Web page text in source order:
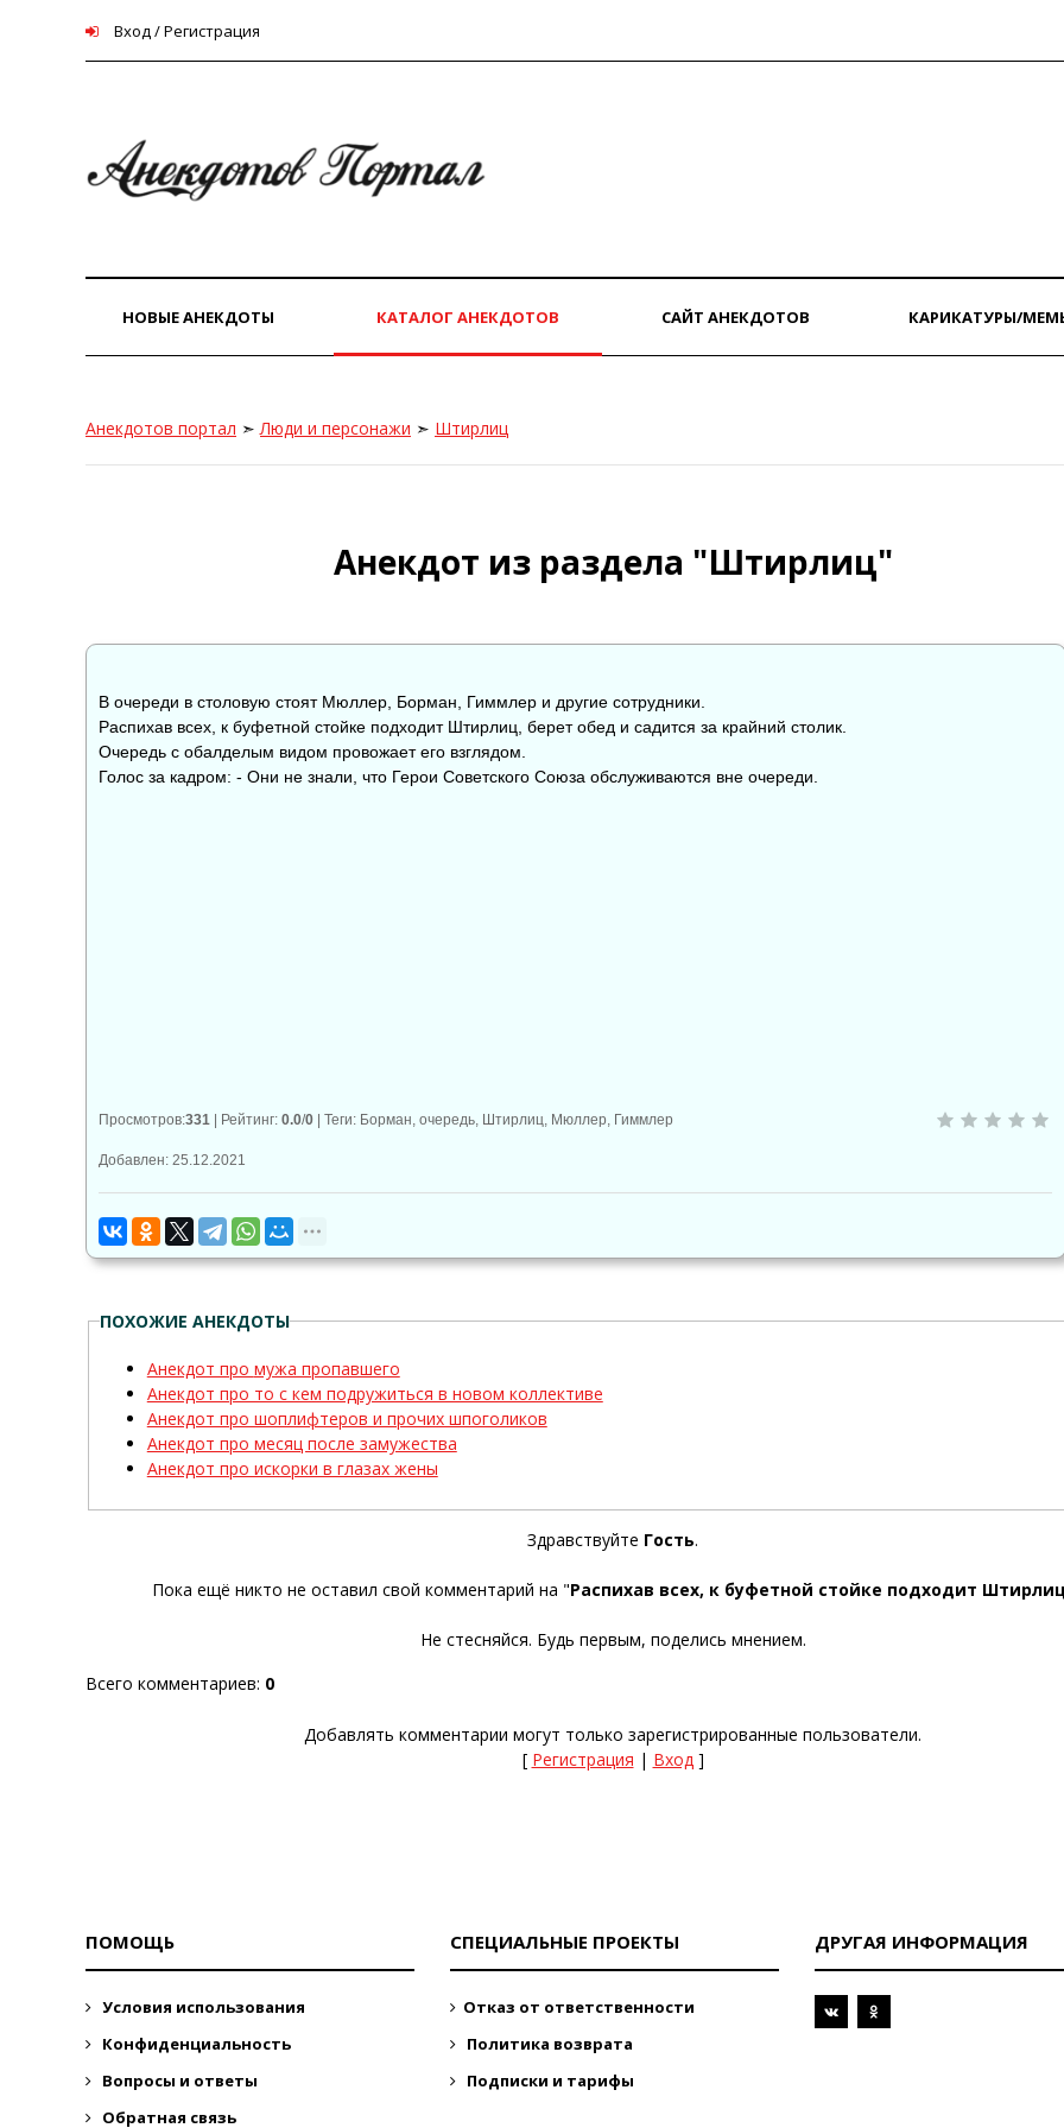
Вход / Регистрация
НОВЫЕ АНЕКДОТЫ КАТАЛОГ АНЕКДОТОВ САЙТ АНЕКДОТОВ КАРИКАТУРЫ/
Анекдотов портал ➣Люди и персонажи ➣ Штирлиц
Анекдот из раздела "Штирлиц"
В очереди в столовую стоят Мюллер, Борман, Гиммлер и другие сотрудники.
Распихав всех, к буфетной стойке подходит Штирлиц, берет обед и садится за крайний столик.
Очередь с обалделым видом провожает его взглядом.
Голос за кадром: - Они не знали, что Герои Советского Союза обслуживаются вне очереди.
Просмотров:331 | Рейтинг: 0.0/0 | Теги: Борман очередь Штирлиц Мюллер Гиммлер
Добавлен: 25.12.2021
ПОХОЖИЕ АНЕКДОТЫ
Анекдот про мужа пропавшего
Анекдот про то с кем подружиться в новом коллективе
Анекдот про шоплифтеров и прочих шпоголиков
Анекдот про месяц после замужества
Анекдот про искорки в глазах жены
Здравствуйте Гость.
Пока ещё никто не оставил свой комментарий на "Распихав всех, к буфетной стойке подходит
Не стесняйся. Будь первым, поделись мнением.
Всего комментариев: 0
Добавлять комментарии могут только зарегистрированные пользователи.
[ Регистрация | Вход]
ПОМОЩЬ
Условия использования
Конфиденциальность
Вопросы и ответы
Обратная связь
СПЕЦИАЛЬНЫЕ ПРОЕКТЫ
Отказ от ответственности
Политика возврата
Подписки и тарифы
ДРУГАЯ ИНФОРМАЦИЯ